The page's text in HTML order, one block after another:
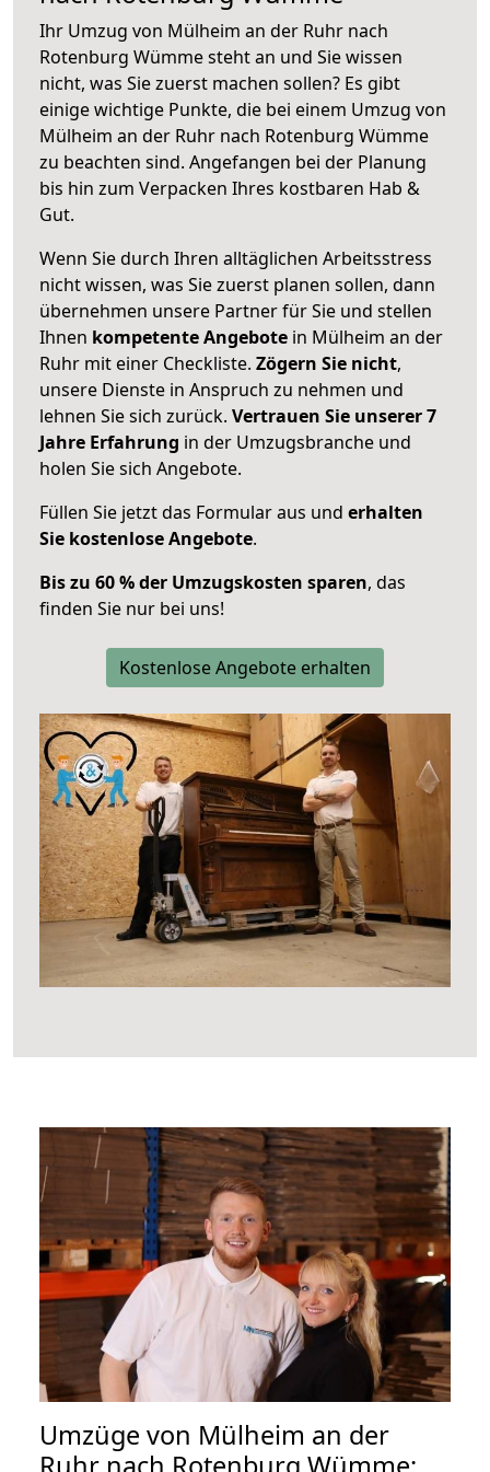
Ihr Umzug von Mülheim an der Ruhr nach
Rotenburg Wümme steht an und Sie wissen
nicht, was Sie zuerst machen sollen? Es gibt
einige wichtige Punkte, die bei einem Umzug von
Mülheim an der Ruhr nach Rotenburg Wümme
zu beachten sind. Angefangen bei der Planung
bis hin zum Verpacken Ihres kostbaren Hab &
Gut.
Wenn Sie durch Ihren alltäglichen Arbeitsstress
nicht wissen, was Sie zuerst planen sollen, dann
übernehmen unsere Partner für Sie und stellen
Ihnen kompetente Angebote in Mülheim an der
Ruhr mit einer Checkliste. Zögern Sie nicht,
unsere Dienste in Anspruch zu nehmen und
lehnen Sie sich zurück. Vertrauen Sie unserer 7
Jahre Erfahrung in der Umzugsbranche und
holen Sie sich Angebote.
Füllen Sie jetzt das Formular aus und erhalten
Sie kostenlose Angebote.
Bis zu 60 % der Umzugskosten sparen, das
finden Sie nur bei uns!
Kostenlose Angebote erhalten
Umzüge von Mülheim an der